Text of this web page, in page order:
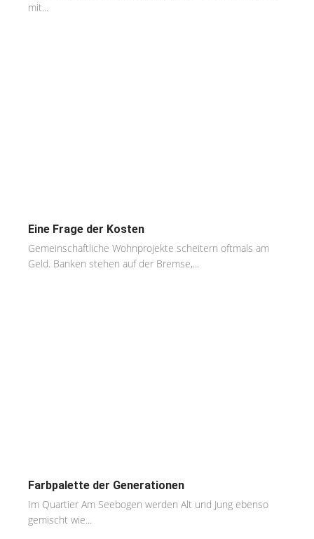
mit...
Eine Frage der Kosten
Gemeinschaftliche Wohnprojekte scheitern oftmals am
Geld. Banken stehen auf der Bremse,...
Farbpalette der Generationen
Im Quartier Am Seebogen werden Alt und Jung ebenso
gemischt wie...